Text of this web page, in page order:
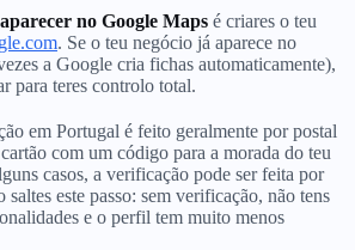
aparecer no Google Maps é criares o teu
. Se o teu negócio já aparece no
a Google cria fichas automaticamente),
para teres controlo total.
em Portugal é feito geralmente por postal
com um código para a morada do teu
casos, a verificação pode ser feita por
este passo: sem verificação, não tens
e o perfil tem muito menos